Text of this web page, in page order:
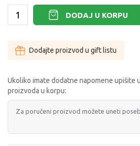
DODAJ U KORPU
Dodajte proizvod u gift listu
Ukoliko imate dodatne napomene upišite
proizvoda u korpu: